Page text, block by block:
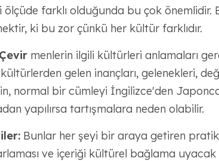
ölçüde farklı olduğunda bu çok önemlidir.
ki bu zor çünkü her kültür farklıdır.
menlerin ilgili kültürleri anlamaları
gelen inançları, gelenekleri,
normal bir cümleyi İngilizce'den
yapılırsa tartışmalara neden olabilir.
Bunlar her şeyi bir araya getiren pratik
ve içeriği kültürel bağlama uyacak